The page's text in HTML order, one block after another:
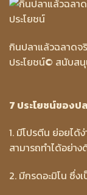
กินปลาแล้วฉลาดจ
ประโยชน์© สนับสนุ
7 ประโยชน์ของ
1. มีโปรตีน ย่อยได้
สามารถทำได้อย่าง
2. มีกรดอะมิโน ซึ่ง